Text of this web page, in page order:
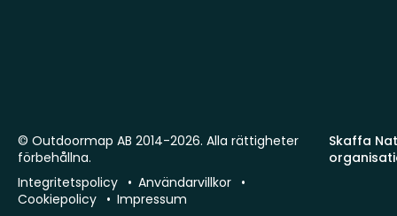
Skaffa
© Outdoormap AB 2014-2026. Alla rättigheter
förbehållna.
Integritetspolicy
Användarvillkor
Cookiepolicy
Impressum